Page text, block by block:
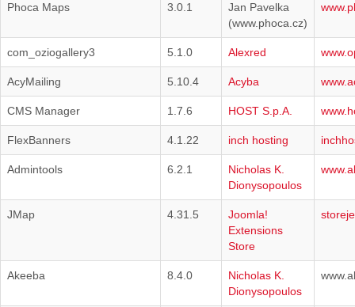
Phoca Maps 3.0.1
Jan Pavelka
(www.phoca.cz)
com_oziogallery3 5.1.0 Alexred
AcyMailing 5.10.4 Acyba
CMS Manager 1.7.6 HOST S.p.A.
FlexBanners 4.1.22 inch hosting
Admintools 6.2.1
Nicholas K.
Dionysopoulos
JMap 4.31.5
Joomla!
Extensions
Store
Akeeba 8.4.0
Nicholas K.
Dionysopoulos